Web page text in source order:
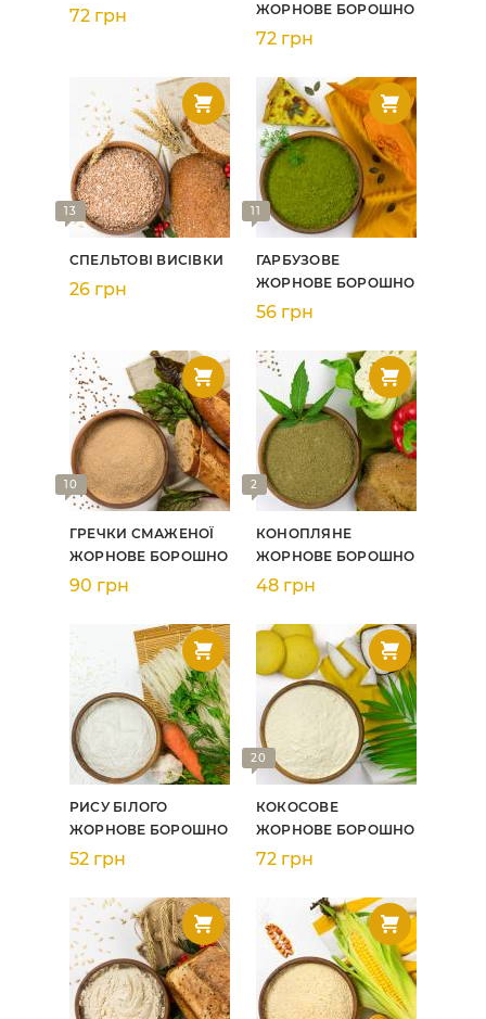
72 грн
ЖОРНОВЕ БОРОШНО
72 грн
13
СПЕЛЬТОВІ ВИСІВКИ
26 грн
11
ГАРБУЗОВЕ
ЖОРНОВЕ БОРОШНО
56 грн
10
ГРЕЧКИ СМАЖЕНОЇ
ЖОРНОВЕ БОРОШНО
90 грн
2
КОНОПЛЯНЕ
ЖОРНОВЕ БОРОШНО
48 грн
РИСУ БІЛОГО
ЖОРНОВЕ БОРОШНО
52 грн
20
КОКОСОВЕ
ЖОРНОВЕ БОРОШНО
72 грн